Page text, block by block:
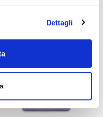
Dettagli